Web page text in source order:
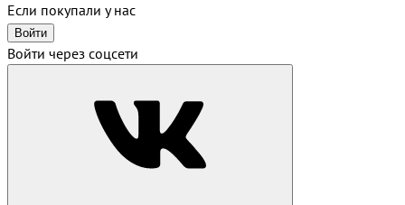
Если покупали у нас
Войти
Войти через соцсети